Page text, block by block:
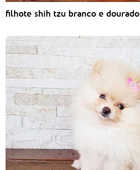
filhote shih tzu branco e dourado